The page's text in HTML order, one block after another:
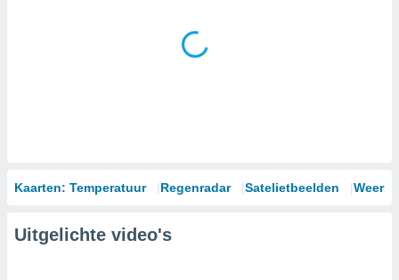
Kaarten: Temperatuur Regenradar Satelietbeelden
Uitgelichte video's